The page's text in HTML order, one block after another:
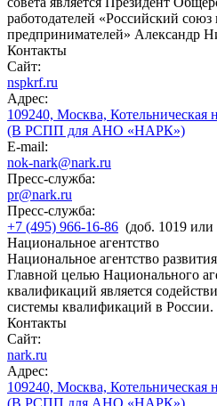
работодателей «Российский
предпринимателей» Александр
Контакты
Сайт:
nspkrf.ru
Адрес:
109240, Москва, Котельническая
(В РСПП для АНО «НАРК»)
E-mail:
nok-nark@nark.ru
Пресс-служба:
pr@nark.ru
Пресс-служба:
+7 (495) 966-16-86 (доб. 1019 или
Национальное агентство
Национальное агентство
Главной целью Национального
квалификаций является
системы квалификаций в России.
Контакты
Сайт:
nark.ru
Адрес:
109240, Москва, Котельническая
(В РСПП для АНО «НАРК»)